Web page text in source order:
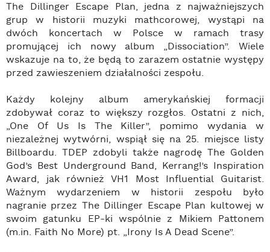
The Dillinger Escape Plan, jedna z najważniejszych
grup w historii muzyki mathcorowej, wystąpi na
dwóch koncertach w Polsce w ramach trasy
promującej ich nowy album „Dissociation”. Wiele
wskazuje na to, że będą to zarazem ostatnie występy
przed zawieszeniem działalności zespołu.
Każdy kolejny album amerykańskiej formacji
zdobywał coraz to większy rozgłos. Ostatni z nich,
„One Of Us Is The Killer”, pomimo wydania w
niezależnej wytwórni, wspiął się na 25. miejsce listy
Billboardu. TDEP zdobyli także nagrodę The Golden
God’s Best Underground Band, Kerrang!’s Inspiration
Award, jak również VH1 Most Influential Guitarist.
Ważnym wydarzeniem w historii zespołu było
nagranie przez The Dillinger Escape Plan kultowej w
swoim gatunku EP-ki wspólnie z Mikiem Pattonem
(m.in. Faith No More) pt. „Irony Is A Dead Scene”.